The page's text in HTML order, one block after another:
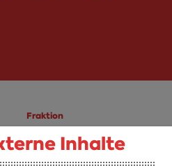
Fraktion
Fraktion Inhalte